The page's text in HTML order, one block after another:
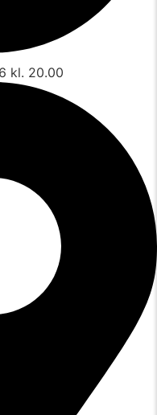
kl. 20.00